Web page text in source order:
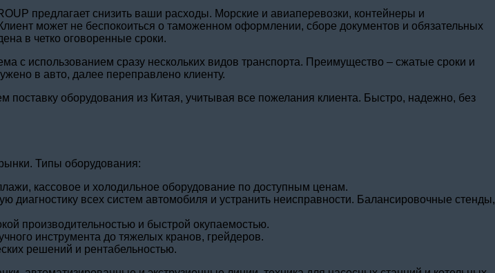
предлагает снизить ваши расходы. Морские и авиаперевозки, контейнеры и
может не беспокоиться о таможенном оформлении, сборе документов и обязательных
в четко оговоренные сроки.
с использованием сразу нескольких видов транспорта. Преимущество – сжатые сроки и
в авто, далее переправлено клиенту.
оборудования из Китая, учитывая все пожелания клиента. Быстро, надежно, без
Типы оборудования:
кассовое и холодильное оборудование по доступным ценам.
диагностику всех систем автомобиля и устранить неисправности. Балансировочные стенды,
производительностью и быстрой окупаемостью.
инструмента до тяжелых кранов, грейдеров.
решений и рентабельностью.